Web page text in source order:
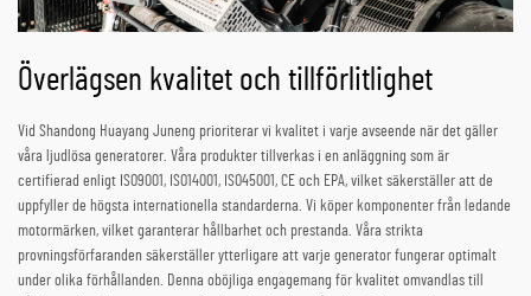
Överlägsen kvalitet och tillförlitlighet
Vid Shandong Huayang Juneng prioriterar vi kvalitet i varje avseende när det gäller
våra ljudlösa generatorer. Våra produkter tillverkas i en anläggning som är
certifierad enligt ISO9001, ISO14001, ISO45001, CE och EPA, vilket säkerställer att de
uppfyller de högsta internationella standarderna. Vi köper komponenter från ledande
motormärken, vilket garanterar hållbarhet och prestanda. Våra strikta
provningsförfaranden säkerställer ytterligare att varje generator fungerar optimalt
under olika förhållanden. Denna oböjliga engagemang för kvalitet omvandlas till